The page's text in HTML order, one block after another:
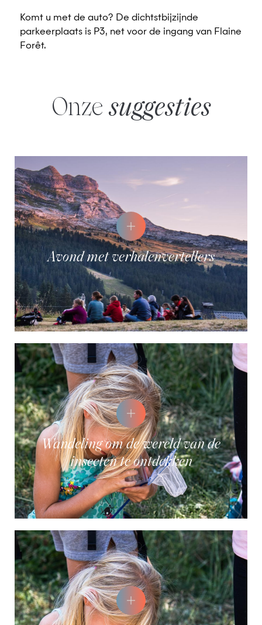
Komt u met de auto? De dichtstbijzijnde
parkeerplaats is P3, net voor de ingang van Flaine
Forêt.
Onze suggesties
Avond met verhalenvertellers
Wandeling om de wereld van de
insecten te ontdekken